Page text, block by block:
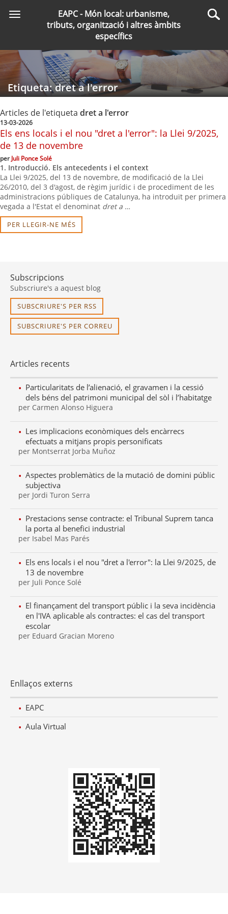
Toggle
navigation
EAPC - Món local: urbanisme,
tributs, organització i altres àmbits
específics
Etiqueta: dret a l'error
Articles de l'etiqueta dret a l'error
13-03-2026
Els ens locals i el nou "dret a l'error": la Llei 9/2025,
de 13 de novembre
perJuli Ponce Solé
1. Introducció. Els antecedents i el context
La Llei 9/2025, del 13 de novembre, de modificació de la Llei
26/2010, del 3 d'agost, de règim jurídic i de procediment de les
administracions públiques de Catalunya, ha introduït per primera
vegada a l'Estat el denominat dret a …
PER LLEGIR-NE MÉS
Subscripcions
Subscriure's a aquest blog
SUBSCRIURE'S PER RSS
SUBSCRIURE'S PER CORREU
Articles recents
Particularitats de l’alienació, el gravamen i la cessió
dels béns del patrimoni municipal del sòl i l’habitatge
per Carmen Alonso Higuera
Les implicacions econòmiques dels encàrrecs
efectuats a mitjans propis personificats
per Montserrat Jorba Muñoz
Aspectes problemàtics de la mutació de domini públic
subjectiva
per Jordi Turon Serra
Prestacions sense contracte: el Tribunal Suprem tanca
la porta al benefici industrial
per Isabel Mas Parés
Els ens locals i el nou "dret a l'error": la Llei 9/2025, de
13 de novembre
per Juli Ponce Solé
El finançament del transport públic i la seva incidència
en l'IVA aplicable als contractes: el cas del transport
escolar
per Eduard Gracian Moreno
Enllaços externs
EAPC
Aula Virtual